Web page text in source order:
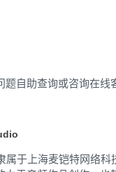
题自助查询或咨询在线
属于上海麦铠特网络科